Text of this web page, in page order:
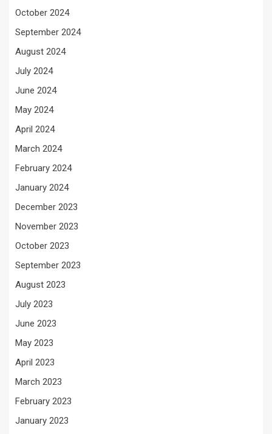
October 2024
September 2024
August 2024
July 2024
June 2024
May 2024
April 2024
March 2024
February 2024
January 2024
December 2023
November 2023
October 2023
September 2023
August 2023
July 2023
June 2023
May 2023
April 2023
March 2023
February 2023
January 2023